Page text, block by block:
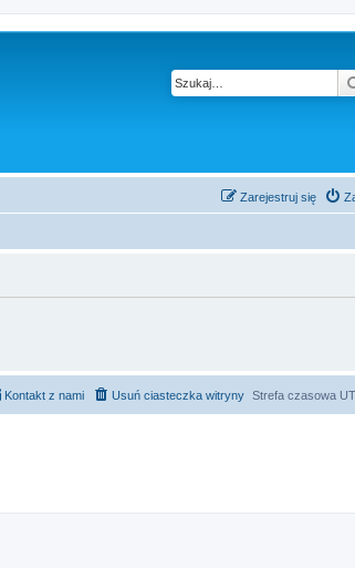
Zarejestruj się
Strefa czasowa
Usuń ciasteczka witryny
Kontakt z nami